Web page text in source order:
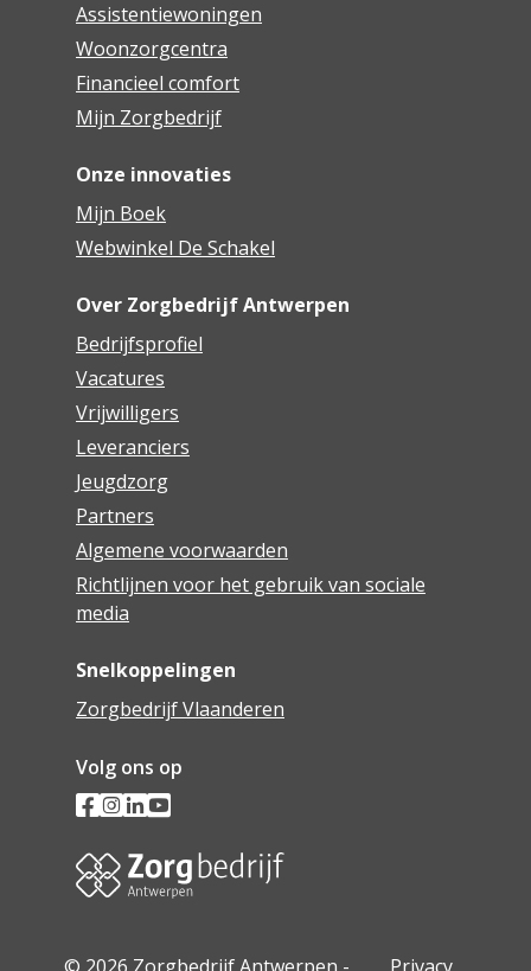
Assistentiewoningen
Woonzorgcentra
Financieel comfort
Mijn Zorgbedrijf
Onze innovaties
Mijn Boek
Webwinkel De Schakel
Over Zorgbedrijf Antwerpen
Bedrijfsprofiel
Vacatures
Vrijwilligers
Leveranciers
Jeugdzorg
Partners
Algemene voorwaarden
Richtlijnen voor het gebruik van sociale
media
Snelkoppelingen
Zorgbedrijf Vlaanderen
Volg ons op